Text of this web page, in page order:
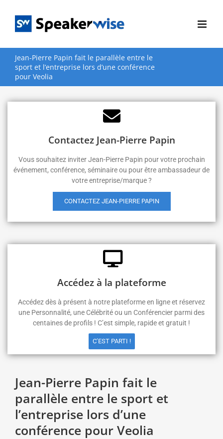
contenu
Jean-Pierre Papin fait le parallèle entre le
sport et l’entreprise lors d’une conférence
pour Veolia
Jean-Pierre Papin fait le
parallèle entre le sport et
l’entreprise lors d’une
conférence pour Veolia
Contactez Jean-Pierre Papin
Vous souhaitez inviter Jean-Pierre Papin pour votre prochain
événement, conférence, séminaire ou pour être ambassadeur de
votre entreprise/marque ?
CONTACTEZ JEAN-PIERRE PAPIN
Accédez à la plateforme
Accédez dès à présent à notre plateforme en ligne et réservez
une Personnalité, une Célébrité ou un Conférencier parmi des
centaines de profils ! C’est simple, rapide et gratuit !
C’EST PARTI !